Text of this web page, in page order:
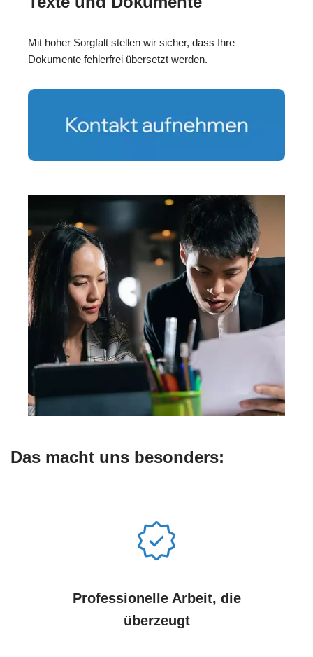
Mit hoher Sorgfalt stellen wir sicher, dass Ihre
Dokumente fehlerfrei übersetzt werden.
Das macht uns besonders:
Professionelle Arbeit, die
überzeugt